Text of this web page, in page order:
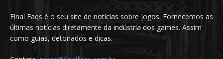
Final Faqs é o seu site de notícias sobre jogos. Fornecemos as
últimas notícias diretamente da indústria dos games. Assim
como guias, detonados e dicas.